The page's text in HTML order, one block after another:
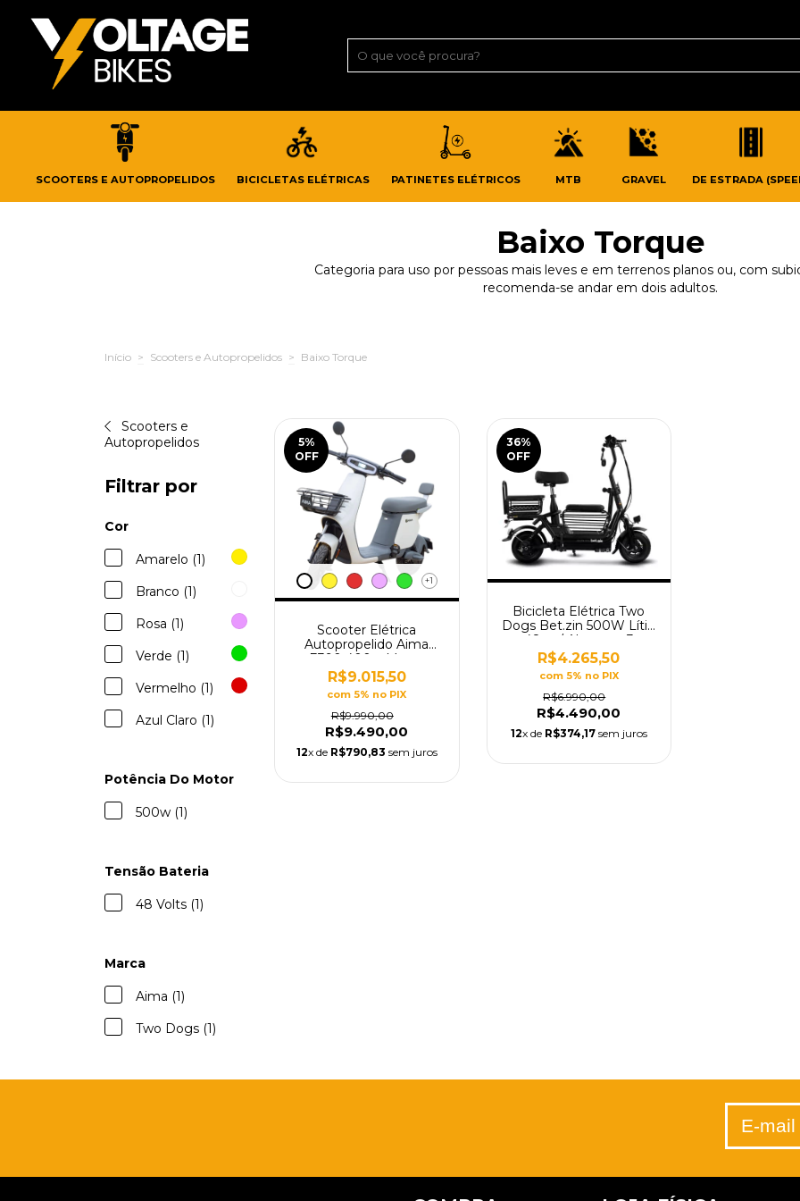
SCOOTERS E AUTOPROPELIDOS BICICLETAS ELÉTRICAS PATINETES ELÉTRICOS MTB GRAVEL DE ESTRADA
Baixo Torque
Categoria para uso por pessoas mais leves e em terrenos planos ou, com
recomenda-se andar em dois adultos.
Início > Scooters e Autopropelidos > Baixo Torque
Scooters e
Autopropelidos
Filtrar por
Cor
Amarelo (1)
Branco (1)
Rosa (1)
Verde (1)
Vermelho (1)
Azul Claro (1)
Potência Do Motor
500w (1)
Tensão Bateria
48 Volts (1)
Marca
Aima (1)
Two Dogs (1)
5%
OFF
+1
Scooter Elétrica
Autopropelido Aima
E390 400w Motor
Bosch
R$9.015,50
com 5% no PIX
R$9.990,00
R$9.490,00
12x de R$790,83 sem juros
36%
OFF
Bicicleta Elétrica Two
Dogs Bet.zin 500W Lítio
48v c/ Alarme e 3
Lugares
R$4.265,50
com 5% no PIX
R$6.990,00
R$4.490,00
12x de R$374,17sem juros